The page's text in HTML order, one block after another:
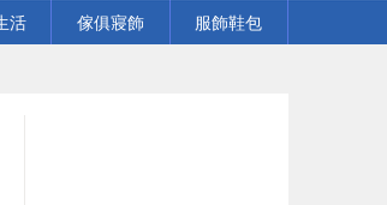
活 傢俱寢飾 服飾鞋包